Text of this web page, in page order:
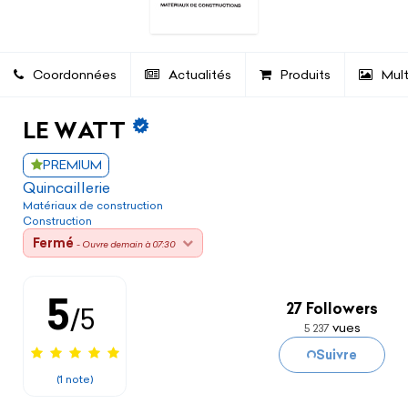
Coordonnées Actualités Produits
LE WATT
PREMIUM
Quincaillerie
Matériaux de construction
Construction
Fermé - Ouvre demain à 07:30
5/5
(1 note)
27 Followers
5 237vues
Chargement...Suivre